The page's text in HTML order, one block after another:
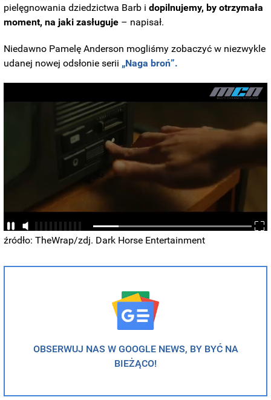
pielęgnowania dziedzictwa Barb i dopilnujemy, by otrzymała
moment, na jaki zasługuje – napisał.
Niedawno Pamelę Anderson mogliśmy zobaczyć w niezwykle
udanej nowej odsłonie serii „Naga broń”.
źródło: TheWrap/zdj. Dark Horse Entertainment
OBSERWUJ NAS W GOOGLE NEWS, BY BYĆ NA
BIEŻĄCO!